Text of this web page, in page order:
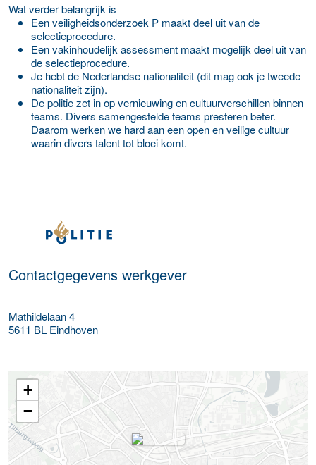
Wat verder belangrijk is
Een veiligheidsonderzoek P maakt deel uit van de
selectieprocedure.
Een vakinhoudelijk assessment maakt mogelijk deel uit van
de selectieprocedure.
Je hebt de Nederlandse nationaliteit (dit mag ook je tweede
nationaliteit zijn).
De politie zet in op vernieuwing en cultuurverschillen binnen
teams. Divers samengestelde teams presteren beter.
Daarom werken we hard aan een open en veilige cultuur
waarin divers talent tot bloei komt.
Meer werkgever details
Contactgegevens werkgever
Mathildelaan 4
5611 BL Eindhoven
+
−